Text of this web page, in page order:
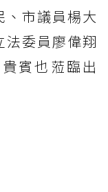
、市議員楊大
法委員廖偉翔
賓也蒞臨出